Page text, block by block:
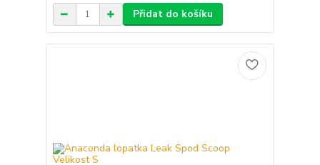
Přidat do košíku